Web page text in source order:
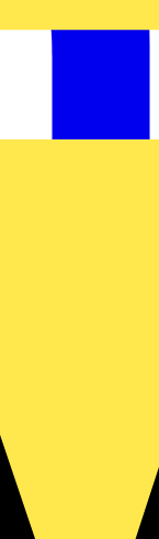
in ein
legen, um